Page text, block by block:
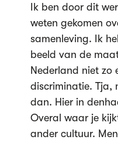
Ik ben door dit
weten gekomen
samenleving. Ik
beeld van de
Nederland niet zo
discriminatie. Tja,
dan. Hier in
Overal waar je
ander cultuur.